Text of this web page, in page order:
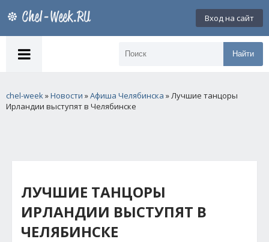
Вход на сайт
Найти
chel-week»Новости »Афиша Челябинска » Лучшие танцоры
Ирландии выступят в Челябинске
ЛУЧШИЕ ТАНЦОРЫ
ИРЛАНДИИ ВЫСТУПЯТ В
ЧЕЛЯБИНСКЕ